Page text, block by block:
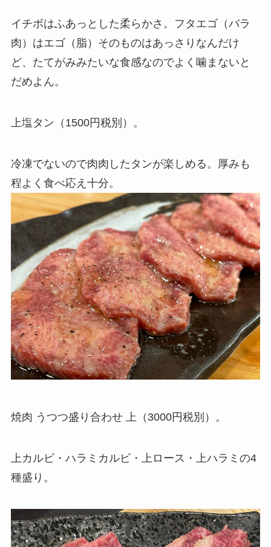
イチボはふあっとした柔らかさ。フタエゴ（バラ
肉）はエゴ（脂）そのものはあっさりなんだけ
ど、たてがみみたいな食感なのでよく噛まないと
だめよん。
上塩タン（1500円税別）。
冷凍でないので肉肉したタンが楽しめる。厚みも
程よく食べ応え十分。
焼肉 うつつ盛り合わせ 上（3000円税別）。
上カルビ・ハラミカルビ・上ロース・上ハラミの4
種盛り。